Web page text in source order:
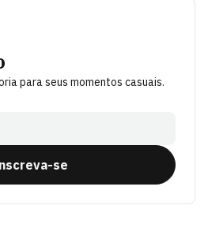
para seus momentos casuais.
se